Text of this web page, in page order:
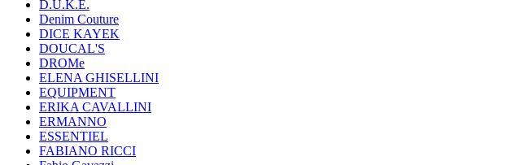
D.U.K.E.
Denim Couture
DICE KAYEK
DOUCAL'S
DROMe
ELENA GHISELLINI
EQUIPMENT
ERIKA CAVALLINI
ERMANNO
ESSENTIEL
FABIANO RICCI